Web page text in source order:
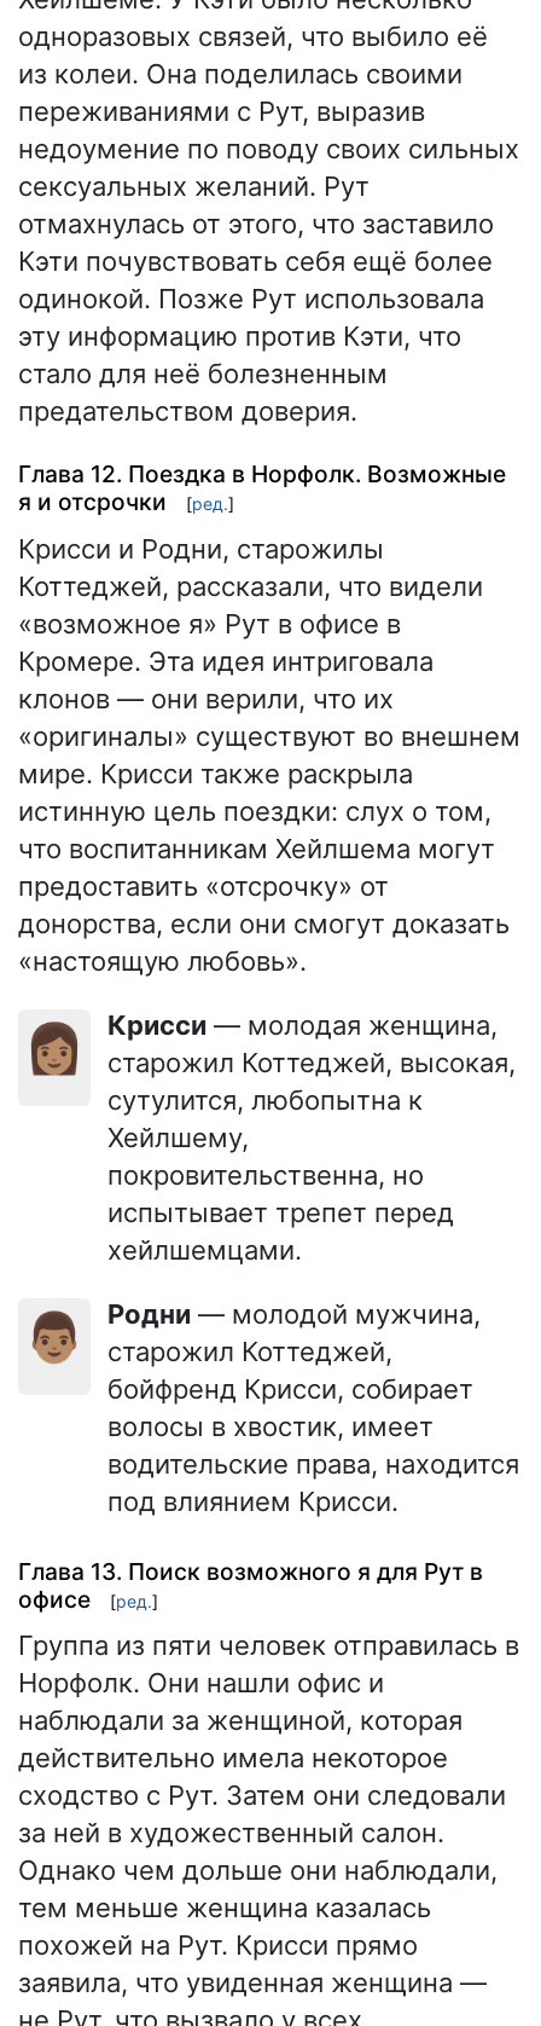
одноразовых связей, что выбило её
из колеи. Она поделилась своими
переживаниями с Рут, выразив
недоумение по поводу своих сильных
сексуальных желаний. Рут
отмахнулась от этого, что заставило
Кэти почувствовать себя ещё более
одинокой. Позже Рут использовала
эту информацию против Кэти, что
стало для неё болезненным
предательством доверия.
Глава 12. Поездка в Норфолк. Возможные
я и отсрочки
[ред.]
Крисси и Родни, старожилы
Коттеджей, рассказали, что видели
«возможное я» Рут в офисе в
Кромере. Эта идея интриговала
клонов — они верили, что их
«оригиналы» существуют во внешнем
мире. Крисси также раскрыла
истинную цель поездки: слух о том,
что воспитанникам Хейлшема могут
предоставить «отсрочку» от
донорства, если они смогут доказать
«настоящую любовь».
👩🏽 Крисси — молодая женщина,
старожил Коттеджей, высокая,
сутулится, любопытна к
Хейлшему,
покровительственна, но
испытывает трепет перед
хейлшемцами.
👨🏽 Родни — молодой мужчина,
старожил Коттеджей,
бойфренд Крисси, собирает
волосы в хвостик, имеет
водительские права, находится
под влиянием Крисси.
Глава 13. Поиск возможного я для Рут в
офисе
[ред.]
Группа из пяти человек отправилась в
Норфолк. Они нашли офис и
наблюдали за женщиной, которая
действительно имела некоторое
сходство с Рут. Затем они следовали
за ней в художественный салон.
Однако чем дольше они наблюдали,
тем меньше женщина казалась
похожей на Рут. Крисси прямо
заявила, что увиденная женщина —